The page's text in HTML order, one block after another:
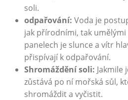
soli.
odpařování: Voda je
jak přírodními, tak
panelech je slunce a vítr
přispívají k odpařování.
Shromáždění soli: Jakmile
zůstává po ní mořská sůl,
shromáždit a vyčistit.